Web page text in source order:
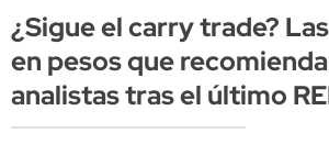
¿Sigue el carry trade?
en pesos que
analistas tras el último